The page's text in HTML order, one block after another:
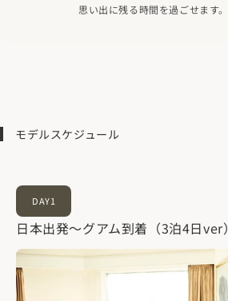
思い出に残る時間を過ごせます。
モデルスケジュール
DAY1
日本出発～グアム到着（3泊4日ver）